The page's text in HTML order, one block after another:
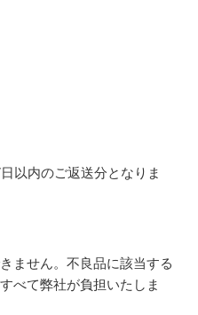
以内のご返送分となりま
ません。不良品に該当する
べて弊社が負担いたしま